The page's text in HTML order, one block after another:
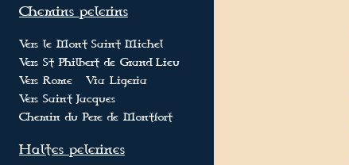
Chemins pelerins
Vers le Mont-Saint-Michel
Vers St Philbert de Grand-Lieu
Vers Rome - Via Ligeria
Vers Saint-Jacques
Chemin du Pere de Montfort
Haltes pelerines